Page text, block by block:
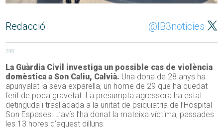
Redacció @IB3noticies
298
La Guàrdia Civil investiga un possible cas de violència
domèstica a Son Caliu, Calvià. Una dona de 28 anys ha
apunyalat la seva exparella, un home de 29 que ha quedat
ferit de poca gravetat. La presumpta agressora ha estat
detinguda i traslladada a la unitat de psiquiatria de l’Hospital
Son Espases. L’avís l’ha donat la mateixa víctima, passades
les 13 hores d’aquest dilluns.